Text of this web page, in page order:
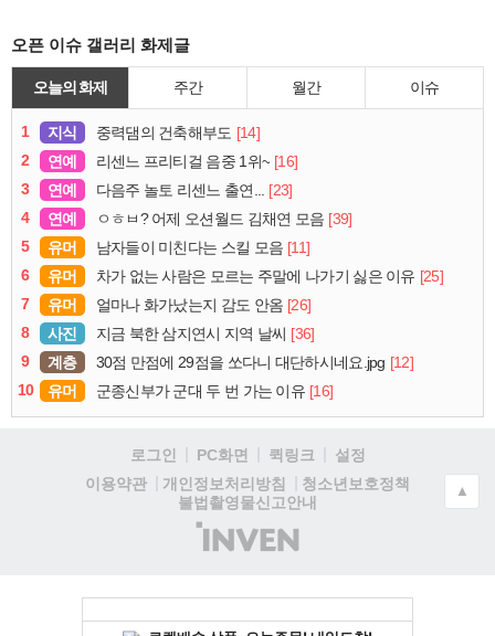
오픈 이슈 갤러리 화제글
오늘의 화제 주간 월간 이슈
1 지식 중력댐의 건축해부도 [14]
2
연예 리센느 프리티걸 음중 1위~ [16]
3
연예 다음주 놀토 리센느 출연... [23]
4
연예 ㅇㅎㅂ? 어제 오션월드 김채연 모음 [39]
5
유머 남자들이 미친다는 스킬 모음 [11]
6
유머 차가 없는 사람은 모르는 주말에 나가기 싫은 이유 [25]
7
유머 얼마나 화가났는지 감도 안옴 [26]
8
사진 지금 북한 삼지연시 지역 날씨 [36]
9
계층 30점 만점에 29점을 쏘다니 대단하시네요.jpg [12]
10
유머 군종신부가 군대 두 번 가는 이유 [16]
로그인 PC화면 퀵링크
설정
이용약관
개인정보처리방침
청소년보호정책
불법촬영물신고안내
(주)
인
▲